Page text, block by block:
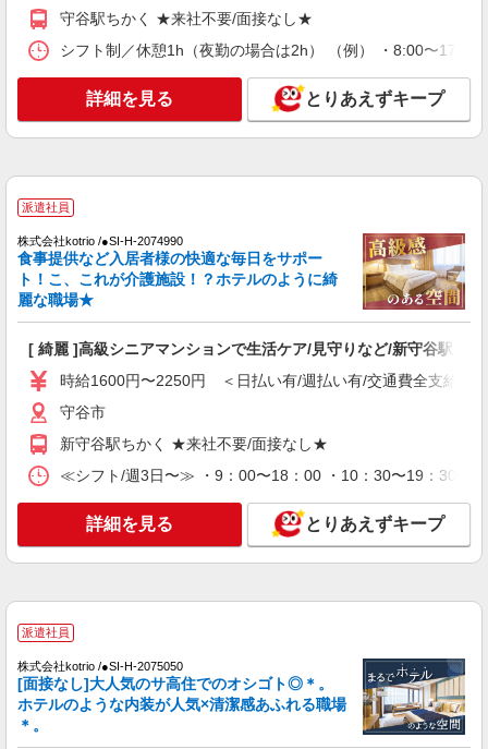
お好きな勤務地をお選び下さい！！
キープ 詳細を見る
パート 派遣社員
日研トータルソーシング株式会社 メディカルケア事業部/柏オフィス
介護スタッフ／資格あり or 経験者
給与幅は経験・能力による ★週払いOK（規定あ
り）
3000ヶ所以上★ 自宅から通いやすいエリアなど、
お好きな勤務地をお選び下さい！！
キープ 詳細を見る
日研トータルソーシング株式会社 メディカルケア事業部/柏オフィス
介護スタッフ／資格あり or 経験者
円〜 ◆初任者研修・経験者：時給1,450円〜 ◆介
護福祉士：時給1,600円〜 ※経験者は3ヶ月以上 ※
給与幅は経験・能力による ★週払いOK（規定あ
り）
茨城県守谷市 【最寄駅】南守谷駅 ★勤務地は
3000ヶ所以上★ 自宅から通いやすいエリアなど、
キープ 詳細を見る
時給1600円〜2250円 ＜日払い有/週払い有/交
通費全支給(ガソリン代含む)＞
守谷市
守谷駅ちかく ★来社不要/面接なし★
シフト制／休憩1h（夜勤の場合は2h） （例） ・8:00〜
詳細を見る とりあえずキープ
派遣社員
株式会社kotrio /●SI-H-2074990
食事提供など入居者様の快適な毎日をサポー
ト！こ、これが介護施設！？ホテルのように綺
麗な職場★
[ 綺麗 ]高級シニアマンションで生活ケア/見守りなど/新守谷駅
時給1600円〜2250円 ＜日払い有/週払い有/交通費全支給(ガ
守谷市
新守谷駅ちかく ★来社不要/面接なし★
≪シフト/週3日〜≫ ・9：00〜18：00 ・10：30〜19：30 ・
詳細を見る とりあえずキープ
派遣社員
株式会社kotrio /●SI-H-2075050
[面接なし]大人気のサ高住でのオシゴト◎＊。
ホテルのような内装が人気×清潔感あふれる職場
＊。